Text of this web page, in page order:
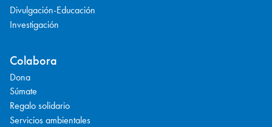
Divulgación-Educación
Investigación
Colabora
Dona
Súmate
Regalo solidario
Servicios ambientales